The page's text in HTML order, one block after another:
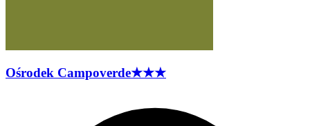
Ośrodek Campoverde★★★